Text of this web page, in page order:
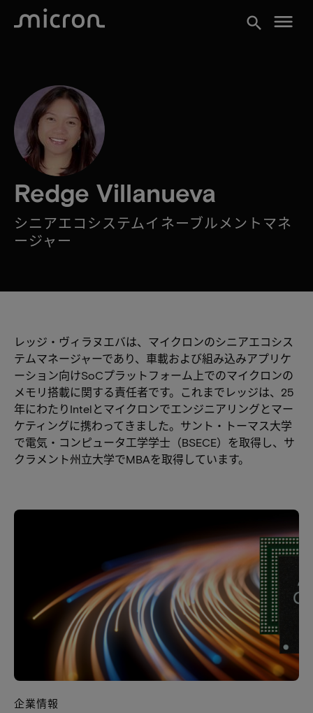
search menu
Redge Villanueva
シニアエコシステムイネーブルメントマネ
ージャー
レッジ・ヴィラヌエバは、マイクロンのシニアエコシス
テムマネージャーであり、車載および組み込みアプリケ
ーション向けSoCプラットフォーム上でのマイクロンの
メモリ搭載に関する責任者です。これまでレッジは、25
年にわたりIntelとマイクロンでエンジニアリングとマー
ケティングに携わってきました。サント・トーマス大学
で電気・コンピュータ工学学士（BSECE）を取得し、サ
クラメント州立大学でMBAを取得しています。
企業情報